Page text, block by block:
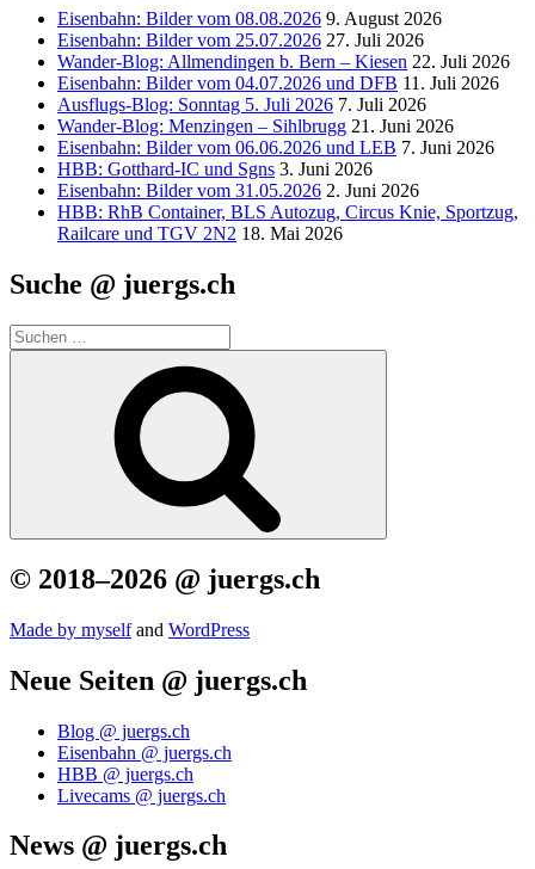
Eisenbahn: Bilder vom 08.08.2026 9. August 2026
Eisenbahn: Bilder vom 25.07.2026 27. Juli 2026
Wander-Blog: Allmendingen b. Bern – Kiesen 22. Juli 2026
Eisenbahn: Bilder vom 04.07.2026 und DFB 11. Juli 2026
Ausflugs-Blog: Sonntag 5. Juli 2026 7. Juli 2026
Wander-Blog: Menzingen – Sihlbrugg 21. Juni 2026
Eisenbahn: Bilder vom 06.06.2026 und LEB 7. Juni 2026
HBB: Gotthard-IC und Sgns 3. Juni 2026
Eisenbahn: Bilder vom 31.05.2026 2. Juni 2026
HBB: RhB Container, BLS Autozug, Circus Knie, Sportzug,
Railcare und TGV 2N2 18. Mai 2026
Suche @ juergs.ch
Suchen
nach:
© 2018–2026 @ juergs.ch
Made by mys­elfand Word­Press
Neue Seiten @ juergs.ch
Blog @ juergs.ch
Eisenbahn @ juergs.ch
HBB @ juergs.ch
Livecams @ juergs.ch
News @ juergs.ch